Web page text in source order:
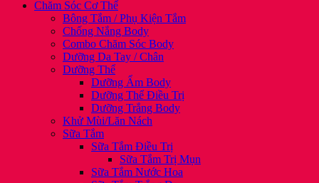
Chăm Sóc Cơ Thể
Bông Tắm / Phụ Kiện Tắm
Chống Nắng Body
Combo Chăm Sóc Body
Dưỡng Da Tay / Chân
Dưỡng Thể
Dưỡng Ẩm Body
Dưỡng Thể Điều Trị
Dưỡng Trắng Body
Khử Mùi/Lăn Nách
Sữa Tắm
Sữa Tắm Điều Trị
Sữa Tắm Trị Mụn
Sữa Tắm Nước Hoa